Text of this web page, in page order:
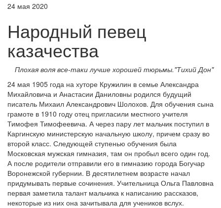
24 мая 2020
Народный певец
казачества
Плохая воля все-таки лучше хорошей тюрьмы."Тихий Дон"
24 мая 1905 года на хуторе Кружилин в семье Александра
Михайловича и Анастасии Даниловны родился будущий
писатель Михаил Александрович Шолохов. Для обучения сына
грамоте в 1910 году отец пригласили местного учителя
Тимофея Тимофеевича. А через пару лет мальчик поступил в
Каргинскую министерскую начальную школу, причем сразу во
второй класс. Следующей ступенью обучения была
Московская мужская гимназия, там он пробыл всего один год.
А после родители отправили его в гимназию города Богучар
Воронежской губернии. В десятилетнем возрасте начал
придумывать первые сочинения. Учительница Ольга Павловна
первая заметила талант мальчика к написанию рассказов,
некоторые из них она зачитывала для учеников вслух.